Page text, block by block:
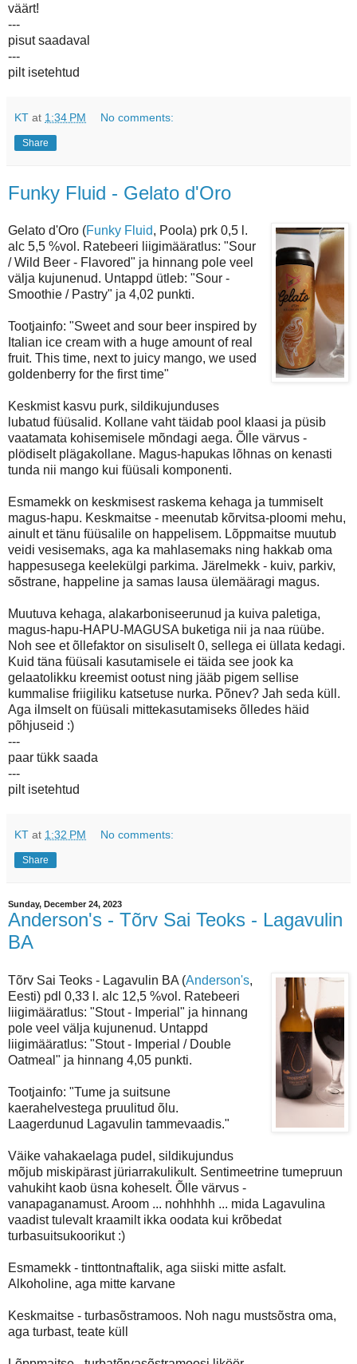
väärt!
---
pisut saadaval
---
pilt isetehtud
KT at 1:34 PM No comments:
Share
Funky Fluid - Gelato d'Oro
Gelato d'Oro (Funky Fluid, Poola) prk 0,5 l.
alc 5,5 %vol. Ratebeeri liigimääratlus: "Sour
/ Wild Beer - Flavored" ja hinnang pole veel
välja kujunenud. Untappd ütleb: "Sour -
Smoothie / Pastry" ja 4,02 punkti.
Tootjainfo: "Sweet and sour beer inspired by
Italian ice cream with a huge amount of real
fruit. This time, next to juicy mango, we used
goldenberry for the first time"
Keskmist kasvu purk, sildikujunduses
lubatud füüsalid. Kollane vaht täidab pool klaasi ja püsib
vaatamata kohisemisele mõndagi aega. Õlle värvus -
plödiselt plägakollane. Magus-hapukas lõhnas on kenasti
tunda nii mango kui füüsali komponenti.
Esmamekk on keskmisest raskema kehaga ja tummiselt
magus-hapu. Keskmaitse - meenutab kõrvitsa-ploomi mehu,
ainult et tänu füüsalile on happelisem. Lõppmaitse muutub
veidi vesisemaks, aga ka mahlasemaks ning hakkab oma
happesusega keelekülgi parkima. Järelmekk - kuiv, parkiv,
sõstrane, happeline ja samas lausa ülemääragi magus.
Muutuva kehaga, alakarboniseerunud ja kuiva paletiga,
magus-hapu-HAPU-MAGUSA buketiga nii ja naa rüübe.
Noh see et õllefaktor on sisuliselt 0, sellega ei üllata kedagi.
Kuid täna füüsali kasutamisele ei täida see jook ka
gelaatolikku kreemist ootust ning jääb pigem sellise
kummalise friigiliku katsetuse nurka. Põnev? Jah seda küll.
Aga ilmselt on füüsali mittekasutamiseks õlledes häid
põhjuseid :)
---
paar tükk saada
---
pilt isetehtud
KT at 1:32 PM No comments:
Share
Sunday, December 24, 2023
Anderson's - Tõrv Sai Teoks - Lagavulin
BA
Tõrv Sai Teoks - Lagavulin BA (Anderson's,
Eesti) pdl 0,33 l. alc 12,5 %vol. Ratebeeri
liigimääratlus: "Stout - Imperial" ja hinnang
pole veel välja kujunenud. Untappd
liigimääratlus: "Stout - Imperial / Double
Oatmeal" ja hinnang 4,05 punkti.
Tootjainfo: "Tume ja suitsune
kaerahelvestega pruulitud õlu.
Laagerdunud Lagavulin tammevaadis."
Väike vahakaelaga pudel, sildikujundus
mõjub miskipärast jüriarrakulikult. Sentimeetrine tumepruun
vahukiht kaob üsna koheselt. Õlle värvus -
vanapaganamust. Aroom ... nohhhhh ... mida Lagavulina
vaadist tulevalt kraamilt ikka oodata kui krõbedat
turbasuitsukoorikut :)
Esmamekk - tinttontnaftalik, aga siiski mitte asfalt.
Alkoholine, aga mitte karvane
Keskmaitse - turbasõstramoos. Noh nagu mustsõstra oma,
aga turbast, teate küll